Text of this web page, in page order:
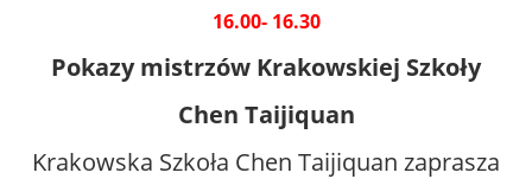
16.00- 16.30
Pokazy mistrzów Krakowskiej Szkoły
Chen Taijiquan
Krakowska Szkoła Chen Taijiquan zaprasza